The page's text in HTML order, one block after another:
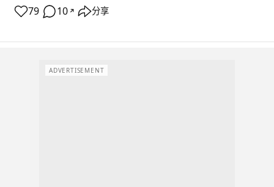
79 10 ↗ 分享
ADVERTISEMENT